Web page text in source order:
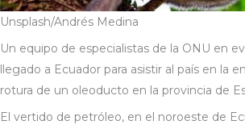
Unsplash/Andrés Medina
Un equipo de especialistas de la ONU en
llegado a Ecuador para asistir al país en la
rotura de un oleoducto en la provincia de
El vertido de petróleo, en el noroeste de